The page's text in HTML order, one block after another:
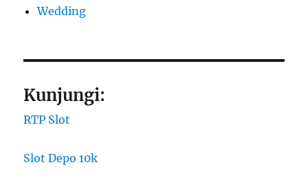
Wedding
Kunjungi:
RTP Slot
Slot Depo 10k